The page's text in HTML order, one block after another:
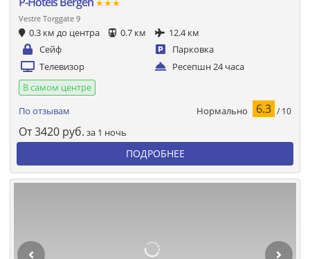
★★★
Vestre Torggate 9
0.3 км до центра 0.7 км
12.4 км
Сейф
Парковка
Телевизор
Ресепшн 24 часа
В самом центре
По отзывам
Нормально 6.3 / 10
От3420 руб. за 1 ночь
ПОДРОБНЕЕ